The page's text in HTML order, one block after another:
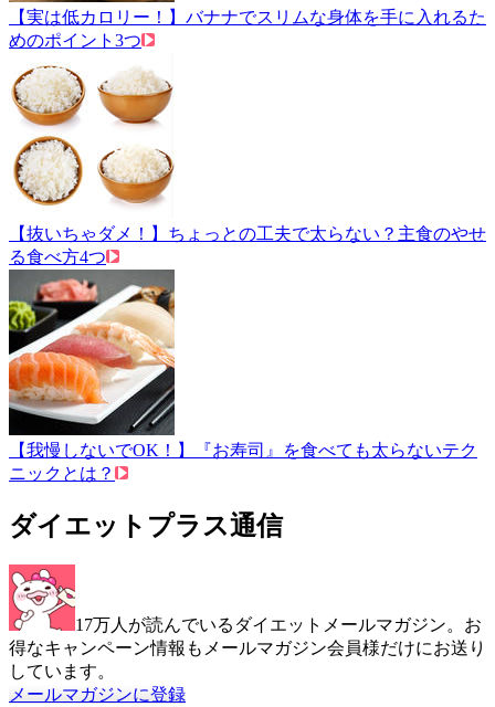
【実は低カロリー！】バナナでスリムな身体を手に入れるた
めのポイント3つ
【抜いちゃダメ！】ちょっとの工夫で太らない？主食のやせ
る食べ方4つ
【我慢しないでOK！】『お寿司』を食べても太らないテク
ニックとは？
ダイエットプラス通信
17万人が読んでいるダイエットメールマガジン。お
得なキャンペーン情報もメールマガジン会員様だけにお送り
しています。
メールマガジンに登録